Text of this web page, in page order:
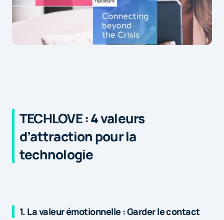
TECHLOVE : 4 valeurs
d’attraction pour la
technologie
1. La valeur émotionnelle : Garder le contact